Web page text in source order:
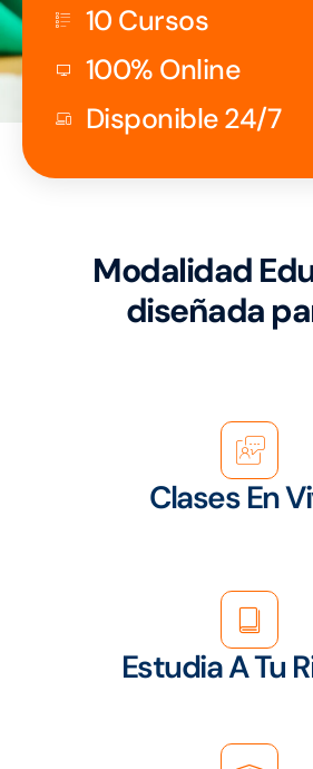
10 Cursos
100% Online
Disponible 24/7
Modalidad
diseñada
Clases En
Estudia A Tu